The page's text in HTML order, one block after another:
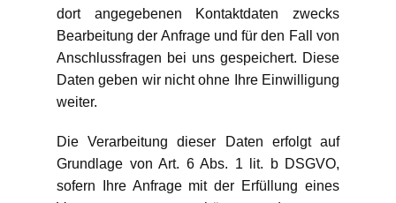
dort angegebenen Kontaktdaten zwecks
Bearbeitung der Anfrage und für den Fall von
Anschlussfragen bei uns gespeichert. Diese
Daten geben wir nicht ohne Ihre Einwilligung
weiter.
Die Verarbeitung dieser Daten erfolgt auf
Grundlage von Art. 6 Abs. 1 lit. b DSGVO,
sofern Ihre Anfrage mit der Erfüllung eines